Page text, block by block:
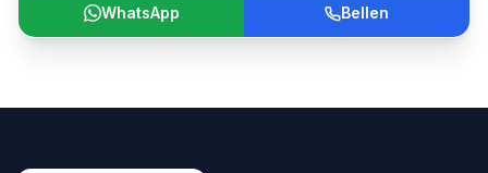
WhatsApp Bellen